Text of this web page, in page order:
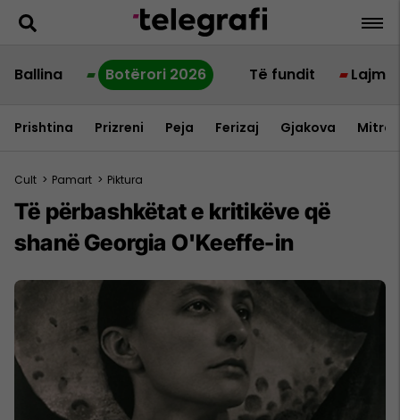
Ballina Botërori 2026 Të fundit Lajme
Prishtina Prizreni Peja Ferizaj Gjakova
Cult > Pamart > Piktura
Të përbashkëtat e kritikëve që
shanë Georgia O'Keeffe-in